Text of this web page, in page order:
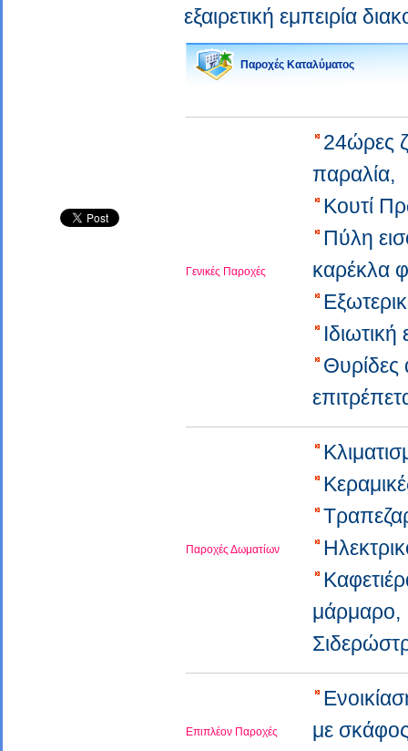
εξαιρετική εμπειρία
Παροχές Καταλύματος
Γενικές Παροχές
24ώρες
παραλία,
Κουτί
Πύλη
καρέκλα
Παροχές Δωματίων
Επιπλέον Παροχές
με